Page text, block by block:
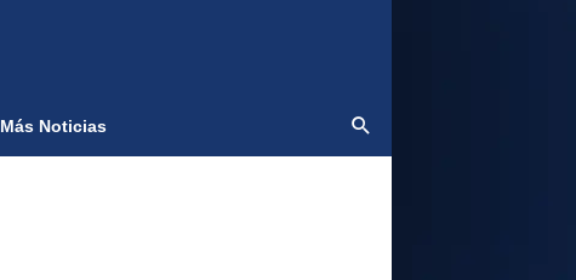
Más Noticias